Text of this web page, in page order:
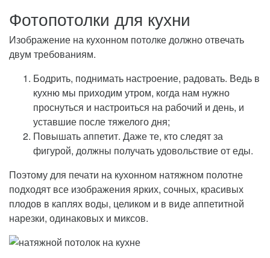
Фотопотолки для кухни
Изображение на кухонном потолке должно отвечать
двум требованиям.
Бодрить, поднимать настроение, радовать. Ведь в
кухню мы приходим утром, когда нам нужно
проснуться и настроиться на рабочий и день, и
уставшие после тяжелого дня;
Повышать аппетит. Даже те, кто следят за
фигурой, должны получать удовольствие от еды.
Поэтому для печати на кухонном натяжном полотне
подходят все изображения ярких, сочных, красивых
плодов в каплях воды, целиком и в виде аппетитной
нарезки, одинаковых и миксов.